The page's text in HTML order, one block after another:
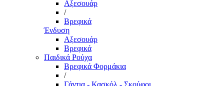
Αξεσουάρ
/
Βρεφικά
Ένδυση
Αξεσουάρ
Βρεφικά
Παιδικά Ρούχα
Βρεφικά Φορμάκια
/
Γάντια - Κασκόλ - Σκούφοι